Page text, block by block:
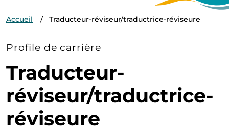
Fil d'Ariane
Accueil Traducteur-réviseur/traductrice-réviseure
Profile de carrière
Traducteur-
réviseur/traductrice-
réviseure